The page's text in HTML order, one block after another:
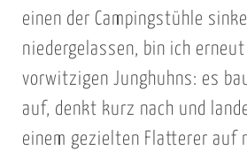
einen der Campingstühle
niedergelassen, bin ich
vorwitzigen Junghuhns: es
auf, denkt kurz nach und
einem gezielten Flatterer auf